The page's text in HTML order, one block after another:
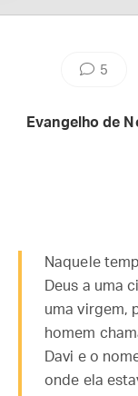
5
Evangelho de
Naquele
Deus a uma
uma virgem,
homem
Davi e o
onde ela